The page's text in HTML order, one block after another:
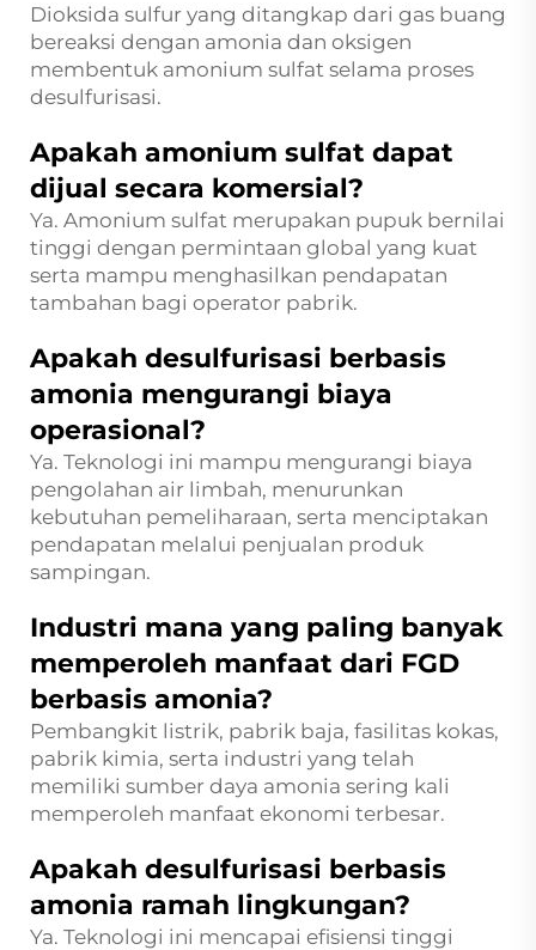
Dioksida sulfur yang ditangkap dari gas buang
bereaksi dengan amonia dan oksigen
membentuk amonium sulfat selama proses
desulfurisasi.
Apakah amonium sulfat dapat
dijual secara komersial?
Ya. Amonium sulfat merupakan pupuk bernilai
tinggi dengan permintaan global yang kuat
serta mampu menghasilkan pendapatan
tambahan bagi operator pabrik.
Apakah desulfurisasi berbasis
amonia mengurangi biaya
operasional?
Ya. Teknologi ini mampu mengurangi biaya
pengolahan air limbah, menurunkan
kebutuhan pemeliharaan, serta menciptakan
pendapatan melalui penjualan produk
sampingan.
Industri mana yang paling banyak
memperoleh manfaat dari FGD
berbasis amonia?
Pembangkit listrik, pabrik baja, fasilitas kokas,
pabrik kimia, serta industri yang telah
memiliki sumber daya amonia sering kali
memperoleh manfaat ekonomi terbesar.
Apakah desulfurisasi berbasis
amonia ramah lingkungan?
Ya. Teknologi ini mencapai efisiensi tinggi